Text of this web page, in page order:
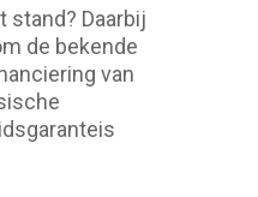
stand? Daarbij
de bekende
van